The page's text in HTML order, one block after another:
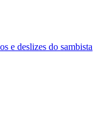
e deslizes do sambista